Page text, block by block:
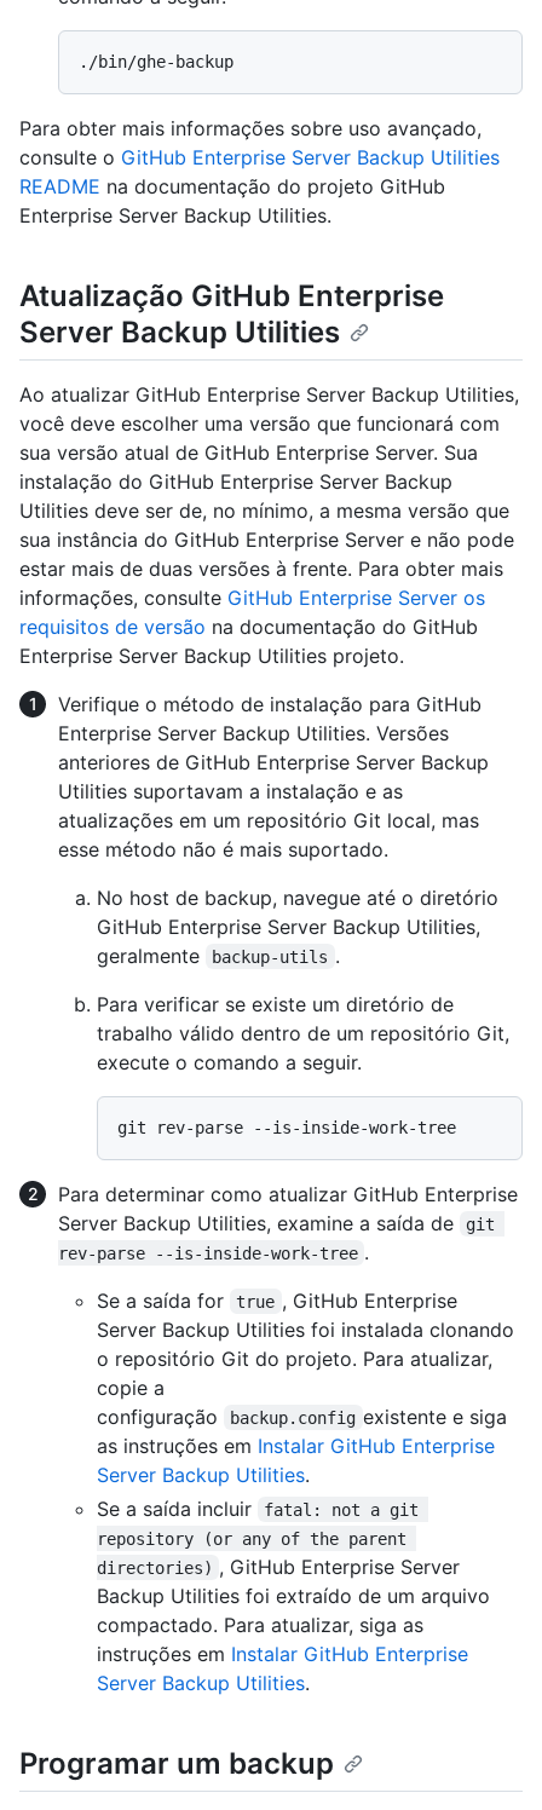
Para obter mais informações sobre uso avançado,
consulte o GitHub Enterprise Server Backup Utilities
README na documentação do projeto GitHub
Enterprise Server Backup Utilities.
Atualização GitHub Enterprise
Server Backup Utilities
Ao atualizar GitHub Enterprise Server Backup Utilities,
você deve escolher uma versão que funcionará com
sua versão atual de GitHub Enterprise Server. Sua
instalação do GitHub Enterprise Server Backup
Utilities deve ser de, no mínimo, a mesma versão que
sua instância do GitHub Enterprise Server e não pode
estar mais de duas versões à frente. Para obter mais
informações, consulte GitHub Enterprise Server os
requisitos de versão na documentação do GitHub
Enterprise Server Backup Utilities projeto.
Verifique o método de instalação para GitHub
Enterprise Server Backup Utilities. Versões
anteriores de GitHub Enterprise Server Backup
Utilities suportavam a instalação e as
atualizações em um repositório Git local, mas
esse método não é mais suportado.
No host de backup, navegue até o diretório
GitHub Enterprise Server Backup Utilities,
geralmente
backup-utils .
Para verificar se existe um diretório de
trabalho válido dentro de um repositório Git,
execute o comando a seguir.
Para determinar como atualizar GitHub Enterprise
Server Backup Utilities, examine a saída de
git
rev-parse --is-inside-work-tree .
Se a saída for
true , GitHub Enterprise
Server Backup Utilities foi instalada clonando
o repositório Git do projeto. Para atualizar,
copie a
configuração
backup.config existente e siga
as instruções em Instalar GitHub Enterprise
Server Backup Utilities.
Se a saída incluir
fatal: not a git
repository (or any of the parent
directories) , GitHub Enterprise Server
Backup Utilities foi extraído de um arquivo
compactado. Para atualizar, siga as
instruções em Instalar GitHub Enterprise
Server Backup Utilities.
Programar um backup